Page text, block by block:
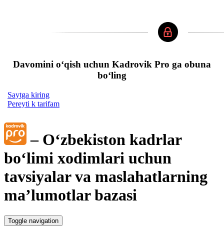
Davomini oʻqish uchun Kadrovik Pro ga obuna
boʻling
Saytga kiring
Pereyti k tarifam
– Oʻzbekiston kadrlar
boʻlimi хodimlari uchun
tavsiyalar va maslahatlarning
ma’lumotlar bazasi
Toggle navigation